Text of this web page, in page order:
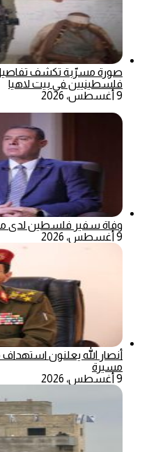
صورة مسرّبة تكشف
فلسطينيين في بيت لاهيا
9 أغسطس، 2026
وفاة سفير فلسطين لدى
9 أغسطس، 2026
أنصار الله يعلنون استهداف
مسيرة
9 أغسطس، 2026